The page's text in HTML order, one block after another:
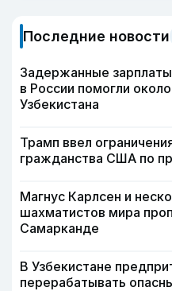
Последние новости
Задержанные
в России помогли
Узбекистана
Трамп ввел
гражданства США по
Магнус Карлсен и
шахматистов мира
Самарканде
В Узбекистане
перерабатывать